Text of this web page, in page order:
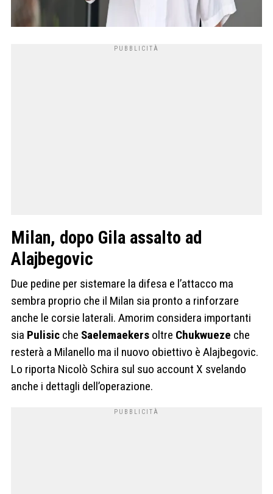
Milan, dopo Gila assalto ad
Alajbegovic
Due pedine per sistemare la difesa e l’attacco ma
sembra proprio che il Milan sia pronto a rinforzare
anche le corsie laterali. Amorim considera importanti
sia Pulisic che Saelemaekers oltre Chukwueze che
resterà a Milanello ma il nuovo obiettivo è Alajbegovic.
Lo riporta Nicolò Schira sul suo account X svelando
anche i dettagli dell’operazione.